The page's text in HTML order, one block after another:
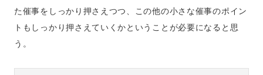
た催事をしっかり押さえつつ、この他の小さな催事のポイン
トもしっかり押さえていくかということが必要になると思
う。